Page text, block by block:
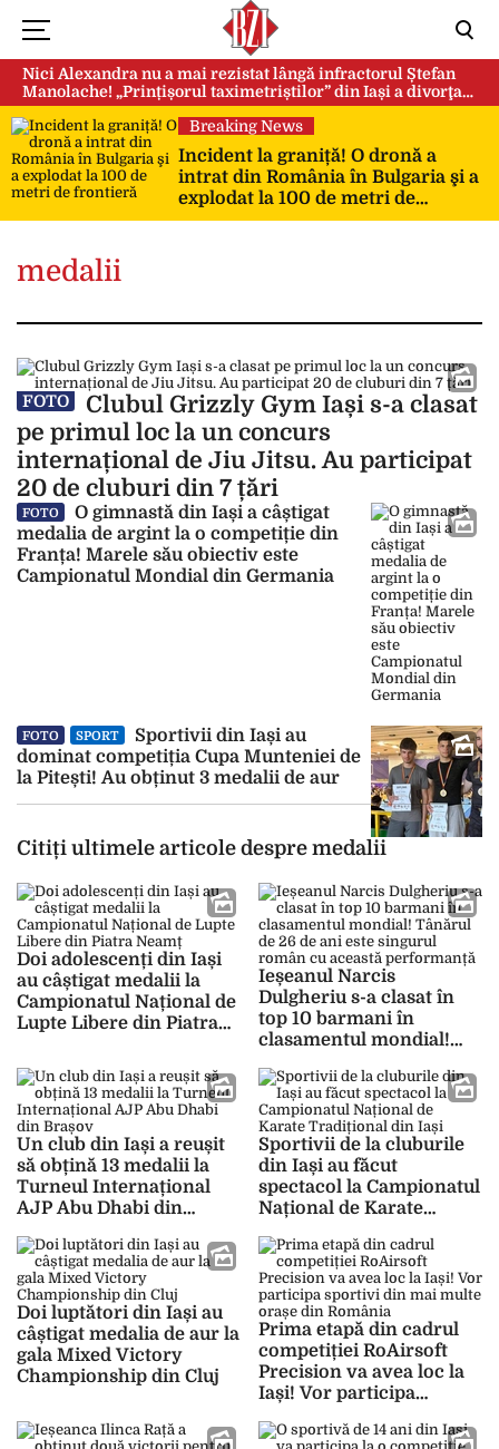
Nici Alexandra nu a mai rezistat lângă infractorul Ștefan
Manolache! „Prințișorul taximetriștilor” din Iași a divorţat
după doi ani de căsnicie
Breaking News
Incident la graniță! O dronă a
intrat din România în Bulgaria şi a
explodat la 100 de metri de
frontieră
medalii
FOTO
Clubul Grizzly Gym Iași s-a clasat
pe primul loc la un concurs
internațional de Jiu Jitsu. Au participat
20 de cluburi din 7 țări
FOTO
O gimnastă din Iași a câștigat
medalia de argint la o competiție din
Franța! Marele său obiectiv este
Campionatul Mondial din Germania
FOTO SPORT
Sportivii din Iași au
dominat competiția Cupa Munteniei de
la Pitești! Au obținut 3 medalii de aur
Citiți ultimele articole despre medalii
Doi adolescenți din Iași
au câștigat medalii la
Campionatul Național de
Lupte Libere din Piatra
Ieșeanul Narcis
Dulgheriu s-a clasat în
top 10 barmani în
clasamentul mondial!
singurul român cu
această performanță
Un club din Iași a reușit
să obțină 13 medalii la
Turneul Internațional
AJP Abu Dhabi din
Sportivii de la cluburile
din Iași au făcut
spectacol la Campionatul
Național de Karate
Doi luptători din Iași au
câștigat medalia de aur la
gala Mixed Victory
Championship din Cluj
Prima etapă din cadrul
competiției RoAirsoft
Precision va avea loc la
Iași! Vor participa
orașe din România